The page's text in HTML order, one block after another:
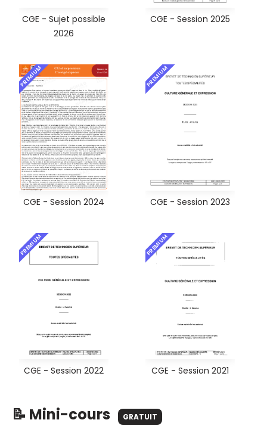
CGE - Sujet possible
2026
CGE - Session 2025
PREMIUM
CGE - Session 2024
PREMIUM
CGE - Session 2023
PREMIUM
CGE - Session 2022
PREMIUM
CGE - Session 2021
📝 Mini-cours GRATUIT